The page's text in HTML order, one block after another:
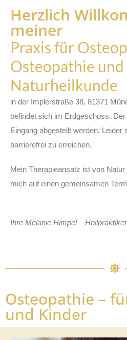
Herzlich
meiner
Praxis für
Osteopathie und
Naturheilkunde
in der Implerstraße 38, 81371
befindet sich im Erdgeschoss.
Eingang abgestellt werden. Leider
barrierefrei zu erreichen.
Mein Therapieansatz ist von
mich auf einen gemeinsamen
Ihre Melanie Himpel –
Osteopathie –
und Kinder